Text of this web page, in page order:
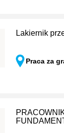
Lakiernik
Praca za